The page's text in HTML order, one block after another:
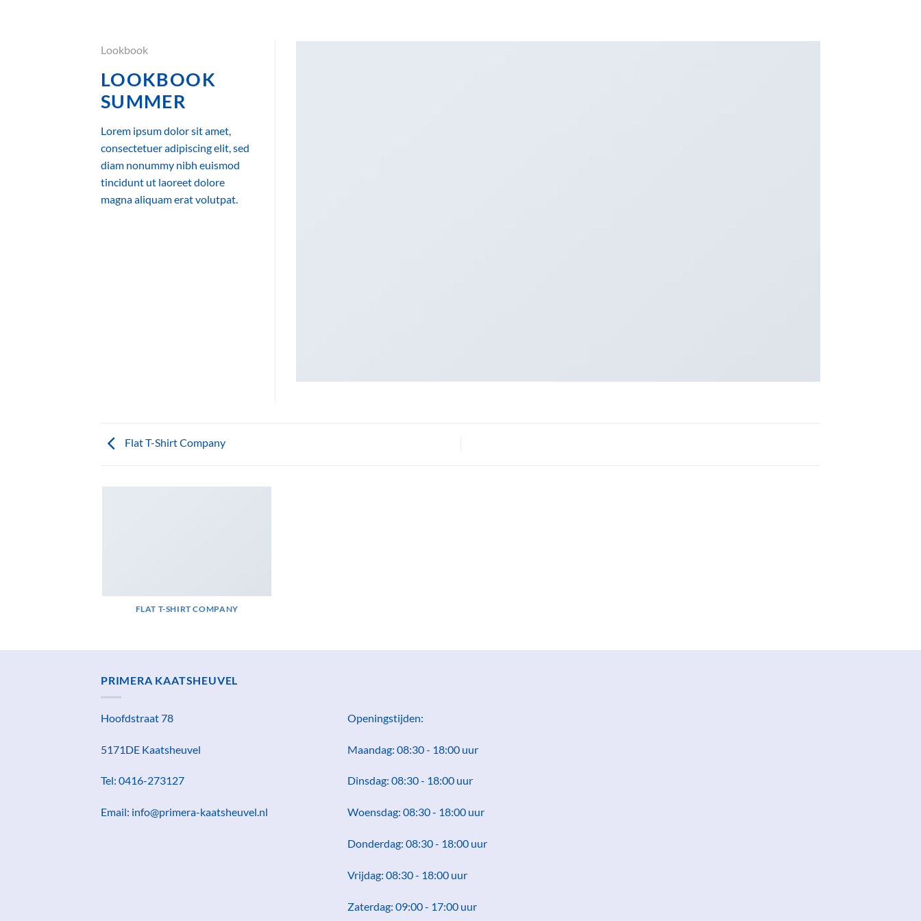
Lookbook
LOOKBOOK
SUMMER
Lorem ipsum dolor sit amet,
consectetuer adipiscing elit, sed
diam nonummy nibh euismod
tincidunt ut laoreet dolore
magna aliquam erat volutpat.
Flat T-Shirt Company
FLAT T-SHIRT COMPANY
PRIMERA KAATSHEUVEL
Hoofdstraat 78
5171DE Kaatsheuvel
Tel: 0416-273127
Email: info@primera-kaatsheuvel.nl
Openingstijden:
Maandag: 08:30 - 18:00 uur
Dinsdag: 08:30 - 18:00 uur
Woensdag: 08:30 - 18:00 uur
Donderdag: 08:30 - 18:00 uur
Vrijdag: 08:30 - 18:00 uur
Zaterdag: 09:00 - 17:00 uur